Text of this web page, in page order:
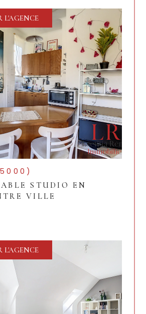
L'AGENCE
STUDIO EN
VILLE
L'AGENCE